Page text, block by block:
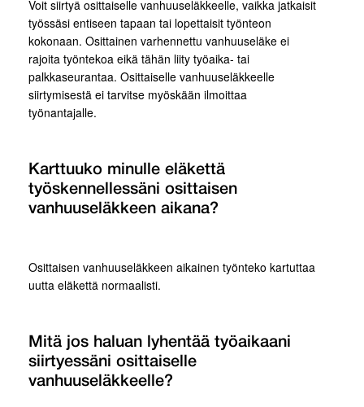
Voit siirtyä osittaiselle vanhuuseläkkeelle, vaikka jatkaisit
työssäsi entiseen tapaan tai lopettaisit työnteon
kokonaan. Osittainen varhennettu vanhuuseläke ei
rajoita työntekoa eikä tähän liity työaika- tai
palkkaseurantaa. Osittaiselle vanhuuseläkkeelle
siirtymisestä ei tarvitse myöskään ilmoittaa
työnantajalle.
Karttuuko minulle eläkettä
työskennellessäni osittaisen
vanhuuseläkkeen aikana?
Osittaisen vanhuuseläkkeen aikainen työnteko kartuttaa
uutta eläkettä normaalisti.
Mitä jos haluan lyhentää työaikaani
siirtyessäni osittaiselle
vanhuuseläkkeelle?